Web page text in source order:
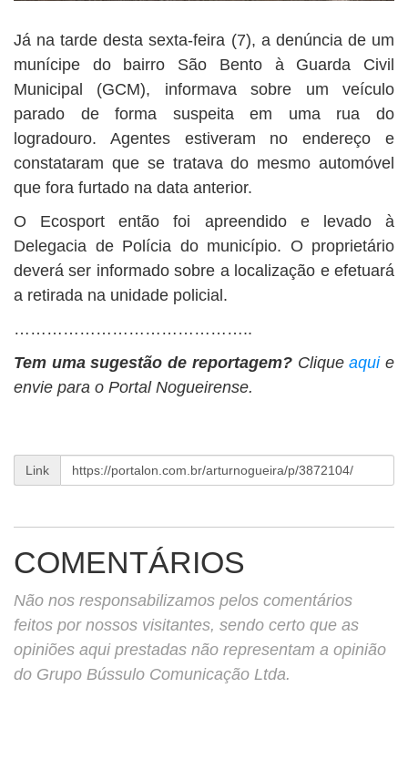
Já na tarde desta sexta-feira (7), a denúncia de um
munícipe do bairro São Bento à Guarda Civil
Municipal (GCM), informava sobre um veículo
parado de forma suspeita em uma rua do
logradouro. Agentes estiveram no endereço e
constataram que se tratava do mesmo automóvel
que fora furtado na data anterior.
O Ecosport então foi apreendido e levado à
Delegacia de Polícia do município. O proprietário
deverá ser informado sobre a localização e efetuará
a retirada na unidade policial.
……………………………………..
Tem uma sugestão de reportagem?Cliqueaquie
envie para o Portal Nogueirense.
Link
COMENTÁRIOS
Não nos responsabilizamos pelos comentários
feitos por nossos visitantes, sendo certo que as
opiniões aqui prestadas não representam a opinião
do Grupo Bússulo Comunicação Ltda.